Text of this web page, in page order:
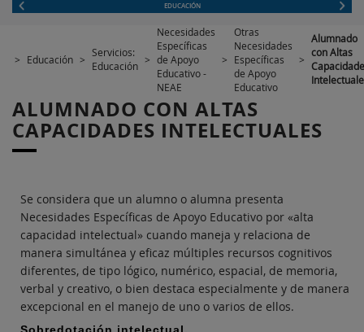
EDUCACIÓN
> Educación >
Servicios:
Educación >
Necesidades
Específicas
de Apoyo
Educativo -
NEAE
>
Otras
Necesidades
Específicas
de Apoyo
Educativo
>
Alumnado
con Altas
ALUMNADO CON ALTAS
CAPACIDADES INTELECTUALES
Se considera que un alumno o alumna presenta
Necesidades Específicas de Apoyo Educativo por «alta
capacidad intelectual» cuando maneja y relaciona de
manera simultánea y eficaz múltiples recursos cognitivos
diferentes, de tipo lógico, numérico, espacial, de memoria,
verbal y creativo, o bien destaca especialmente y de manera
excepcional en el manejo de uno o varios de ellos.